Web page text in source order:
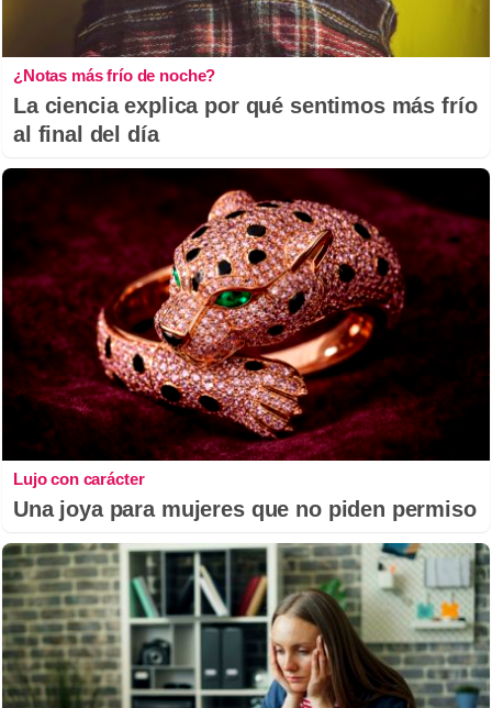
¿Notas más frío de noche?
La ciencia explica por qué sentimos más frío
al final del día
Lujo con carácter
Una joya para mujeres que no piden permiso